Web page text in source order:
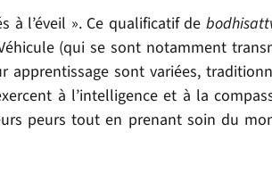
à l’éveil ». Ce qualificatif de
(qui se sont notamment
apprentissage sont variées,
à l’intelligence et à la
peurs tout en prenant soin du